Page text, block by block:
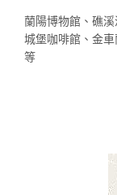
蘭陽博物館、礁
城堡咖啡館、金
等